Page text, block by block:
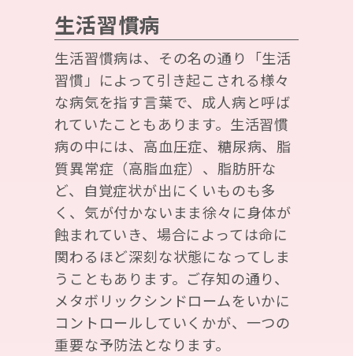
生活習慣病
生活習慣病は、その名の通り「生活
習慣」によって引き起こされる様々
な病気を指す言葉で、成人病と呼ば
れていたこともあります。生活習慣
病の中には、高血圧症、糖尿病、脂
質異常症（高脂血症）、脂肪肝な
ど、自覚症状が出にくいものも多
く、気が付かないまま徐々に身体が
蝕まれていき、場合によっては命に
関わるほど深刻な状態になってしま
うこともあります。ご存知の通り、
メタボリックシンドロームをいかに
コントロールしていくかが、一つの
重要な予防法となります。